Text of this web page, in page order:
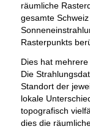
räumliche
gesamte
Rasterpunkts
Dies hat mehrere
Die
Standort der
lokale
topografisch
dies die